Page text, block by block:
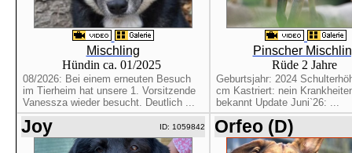
Mischling
Hündin ca. 01/2025
08/2026: Bei einem erneuten Besuch
im Tierheim hat unsere 1. Vorsitzende
Vanessza wieder besucht. Deutlich ...
Pinscher
Rüde 2 Jahre
Geburtsjahr: 2024
cm Kastriert: nein
bekannt Update Juni`26: ...
Joy ID: 1059842 Orfeo (D)